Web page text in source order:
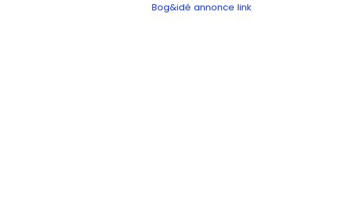
Bog&idé annonce link